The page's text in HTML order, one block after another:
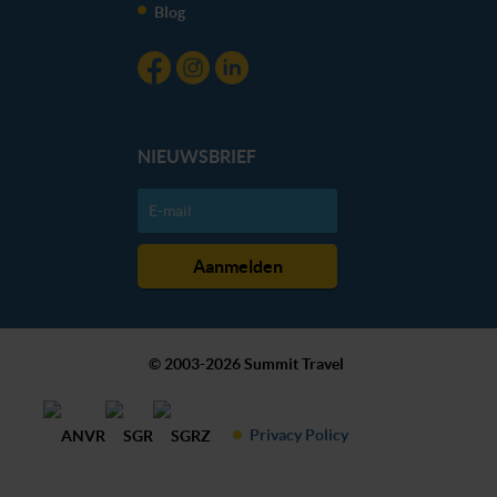
Blog
NIEUWSBRIEF
© 2003-2026 Summit Travel
Privacy Policy